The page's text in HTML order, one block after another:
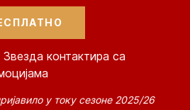
контактира са
у току сезоне 2025/26